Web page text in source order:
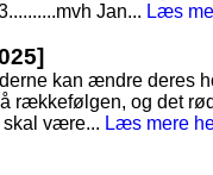
Jan... Læs
kan ændre deres
og det
skal være... Læs mere